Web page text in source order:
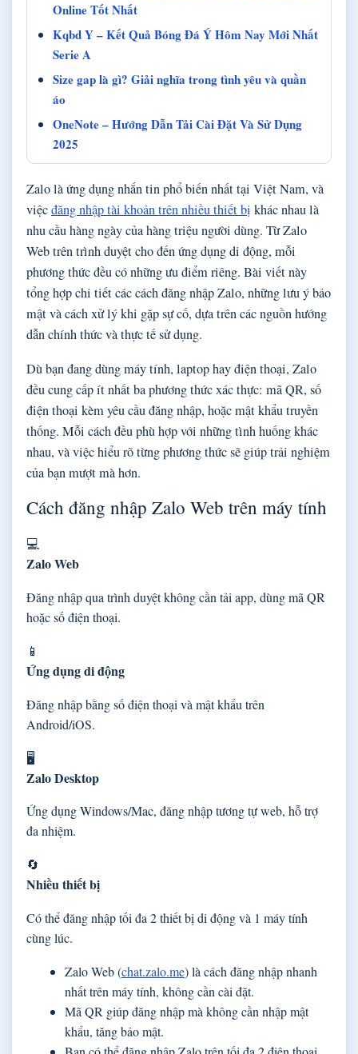
Online Tốt Nhất
Kqbd Y – Kết Quả Bóng Đá Ý Hôm Nay Mới Nhất
Serie A
Size gap là gì? Giải nghĩa trong tình yêu và quần
áo
OneNote – Hướng Dẫn Tải Cài Đặt Và Sử Dụng
2025
Zalo là ứng dụng nhắn tin phổ biến nhất tại Việt Nam, và
việcđăng nhập tài khoản trên nhiều thiết bị khác nhau là
nhu cầu hàng ngày của hàng triệu người dùng. Từ Zalo
Web trên trình duyệt cho đến ứng dụng di động, mỗi
phương thức đều có những ưu điểm riêng. Bài viết này
tổng hợp chi tiết các cách đăng nhập Zalo, những lưu ý bảo
mật và cách xử lý khi gặp sự cố, dựa trên các nguồn hướng
dẫn chính thức và thực tế sử dụng.
Dù bạn đang dùng máy tính, laptop hay điện thoại, Zalo
đều cung cấp ít nhất ba phương thức xác thực: mã QR, số
điện thoại kèm yêu cầu đăng nhập, hoặc mật khẩu truyền
thống. Mỗi cách đều phù hợp với những tình huống khác
nhau, và việc hiểu rõ từng phương thức sẽ giúp trải nghiệm
của bạn mượt mà hơn.
Cách đăng nhập Zalo Web trên máy tính
💻
Zalo Web
Đăng nhập qua trình duyệt không cần tải app, dùng mã QR
hoặc số điện thoại.
📱
Ứng dụng di động
Đăng nhập bằng số điện thoại và mật khẩu trên
Android/iOS.
🖥️
Zalo Desktop
Ứng dụng Windows/Mac, đăng nhập tương tự web, hỗ trợ
đa nhiệm.
🔄
Nhiều thiết bị
Có thể đăng nhập tối đa 2 thiết bị di động và 1 máy tính
cùng lúc.
Zalo Web (chat.zalo.me) là cách đăng nhập nhanh
nhất trên máy tính, không cần cài đặt.
Mã QR giúp đăng nhập mà không cần nhập mật
khẩu, tăng bảo mật.